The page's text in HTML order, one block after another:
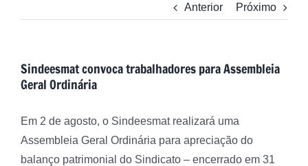
Anterior Próximo
Sindeesmat convoca trabalhadores para Assembleia
Geral Ordinária
Em 2 de agosto, o Sindeesmat realizará uma
Assembleia Geral Ordinária para apreciação do
balanço patrimonial do Sindicato – encerrado em 31